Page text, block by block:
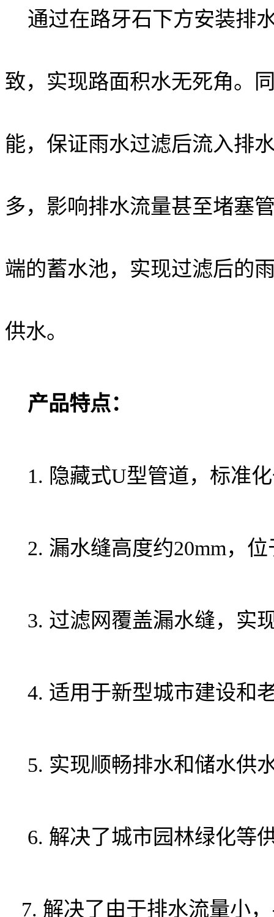
通过在路牙石下方安装排
致，实现路面积水无死角。
能，保证雨水过滤后流入排
多，影响排水流量甚至堵塞
端的蓄水池，实现过滤后的
供水。
产品特点：
1. 隐藏式U型管道，标准
2. 漏水缝高度约20mm，
3. 过滤网覆盖漏水缝，实
4. 适用于新型城市建设和
5. 实现顺畅排水和储水供
6. 解决了城市园林绿化等
7. 解决了由于排水流量小